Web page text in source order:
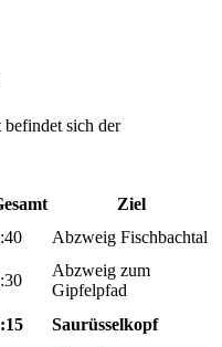
sich der
Ziel
Abzweig Fischbachtal
Abzweig zum
Gipfelpfad
Saurüsselkopf